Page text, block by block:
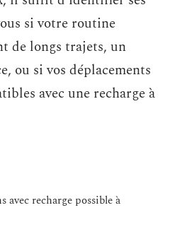
si votre routine
de longs trajets, un
ou si vos déplacements
avec une recharge à
avec recharge possible à